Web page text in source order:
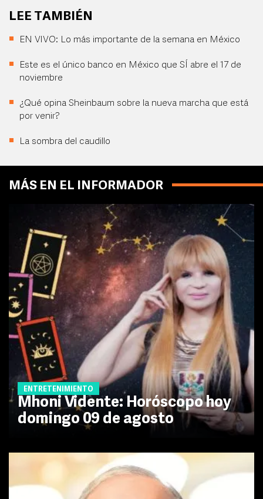
LEE TAMBIÉN
EN VIVO: Lo más importante de la semana en México
Este es el único banco en México que SÍ abre el 17 de
noviembre
¿Qué opina Sheinbaum sobre la nueva marcha que está
por venir?
La sombra del caudillo
MÁS EN EL INFORMADOR
ENTRETENIMIENTO
Mhoni Vidente: Horóscopo hoy
domingo 09 de agosto